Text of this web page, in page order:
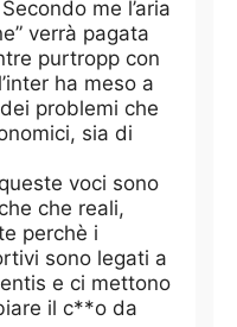
me l’aria
verrà pagata
purtropp con
ha meso a
problemi che
sia di
voci sono
che reali,
perchè i
sono legati a
e ci mettono
il c**o da